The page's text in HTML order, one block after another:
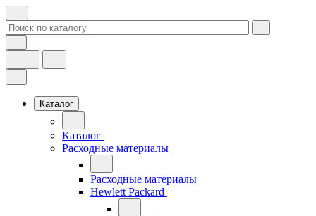
Каталог
Каталог
Расходные материалы
Расходные материалы
Hewlett Packard